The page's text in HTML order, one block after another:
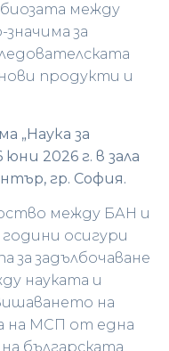
между
значима за
продукти и
„Наука за
2026 г. в зала
гр. София.
между БАН и
осигури
за задълбочаване
науката и
на
на МСП от една
българската